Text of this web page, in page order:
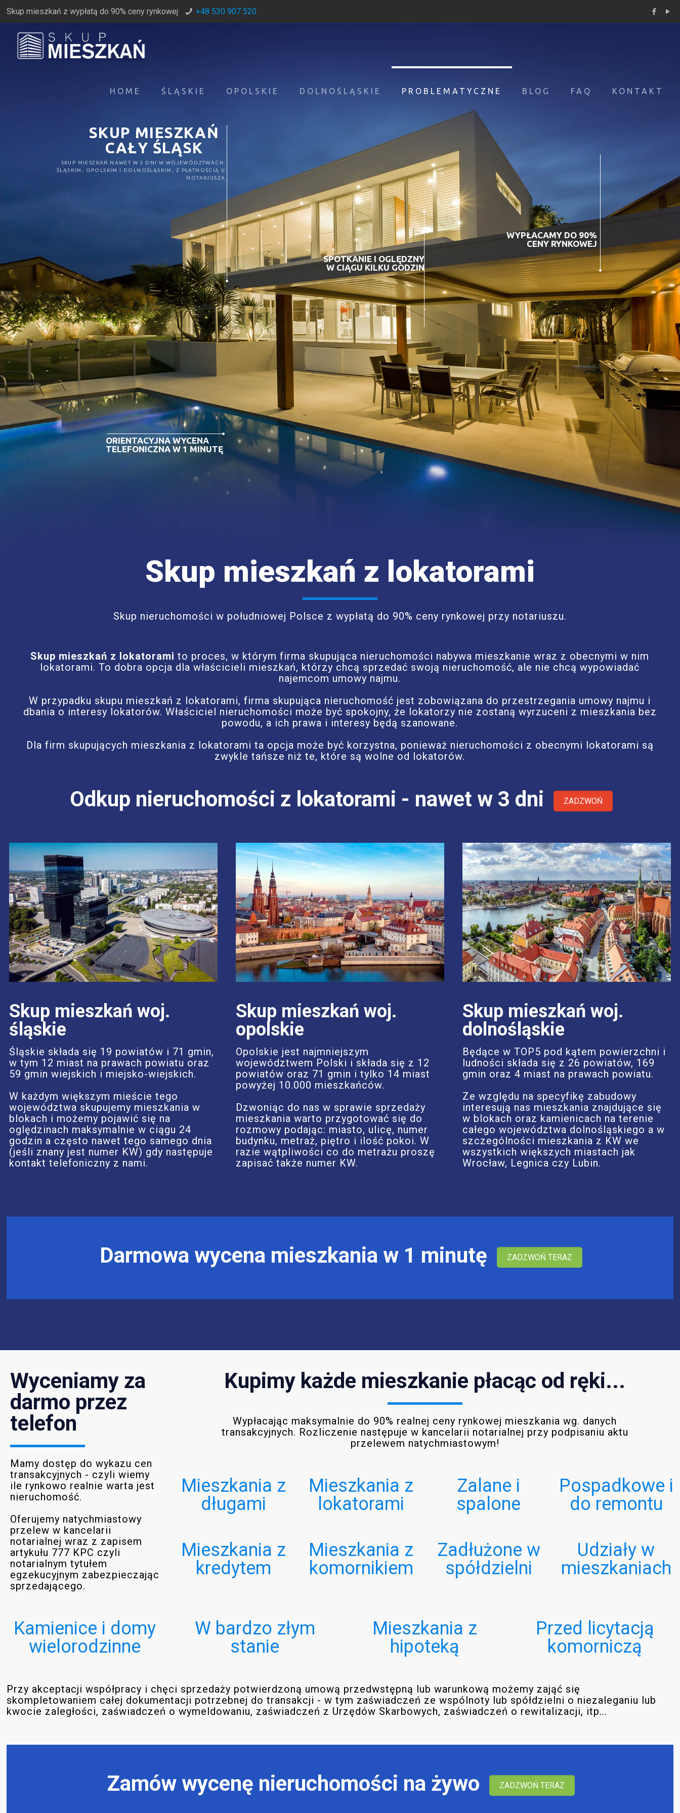
Skup mieszkań z wypłatą do 90% ceny rynkowej +48 530 907 520
HOME ŚLĄSKIE OPOLSKIE DOLNOŚLĄSKIE PROBLEMATYCZNE BLOG FAQ KONTAKT
SKUP MIESZKAŃ
CAŁY ŚLĄSK
SKUP MIESZKAŃ NAWET W 3 DNI W WOJEWÓDZTWACH:
ŚLĄSKIM, OPOLSKIM I DOLNOŚLĄSKIM, Z PŁATNOŚCIĄ U
NOTARIUSZA
ORIENTACYJNA WYCENA
TELEFONICZNA W 1 MINUTĘ
SPOTKANIE I OGLĘDZNY
W CIĄGU KILKU GODZIN
WYPŁACAMY DO 90%
CENY RYNKOWEJ
Skup mieszkań z lokatorami
Skup nieruchomości w południowej Polsce z wypłatą do 90% ceny rynkowej przy notariuszu.
Skup mieszkań z lokatorami to proces, w którym firma skupująca nieruchomości nabywa mieszkanie wraz z obecnymi w nim
lokatorami. To dobra opcja dla właścicieli mieszkań, którzy chcą sprzedać swoją nieruchomość, ale nie chcą wypowiadać
najemcom umowy najmu.
W przypadku skupu mieszkań z lokatorami, firma skupująca nieruchomość jest zobowiązana do przestrzegania umowy najmu i
dbania o interesy lokatorów. Właściciel nieruchomości może być spokojny, że lokatorzy nie zostaną wyrzuceni z mieszkania bez
powodu, a ich prawa i interesy będą szanowane.
Dla firm skupujących mieszkania z lokatorami ta opcja może być korzystna, ponieważ nieruchomości z obecnymi lokatorami są
zwykle tańsze niż te, które są wolne od lokatorów.
Odkup nieruchomości z lokatorami - nawet w 3 dni ZADZWOŃ
Skup mieszkań woj.
śląskie
Śląskie składa się 19 powiatów i 71 gmin,
w tym 12 miast na prawach powiatu oraz
59 gmin wiejskich i miejsko-wiejskich.
W każdym większym mieście tego
województwa skupujemy mieszkania w
blokach i możemy pojawić się na
oględzinach maksymalnie w ciągu 24
godzin a często nawet tego samego dnia
(jeśli znany jest numer KW) gdy następuje
kontakt telefoniczny z nami.
Skup mieszkań woj.
opolskie
Opolskie jest najmniejszym
województwem Polski i składa się z 12
powiatów oraz 71 gmin i tylko 14 miast
powyżej 10.000 mieszkańców.
Dzwoniąc do nas w sprawie sprzedaży
mieszkania warto przygotować się do
rozmowy podając: miasto, ulicę, numer
budynku, metraż, piętro i ilość pokoi. W
razie wątpliwości co do metrażu proszę
zapisać także numer KW.
Skup mieszkań woj.
dolnośląskie
Będące w TOP5 pod kątem powierzchni i
ludności składa się z 26 powiatów, 169
gmin oraz 4 miast na prawach powiatu.
Ze względu na specyfikę zabudowy
interesują nas mieszkania znajdujące się
w blokach oraz kamienicach na terenie
całego województwa dolnośląskiego a w
szczególności mieszkania z KW we
wszystkich większych miastach jak
Wrocław, Legnica czy Lubin.
Darmowa wycena mieszkania w 1 minutę ZADZWOŃ TERAZ
Wyceniamy za
darmo przez
telefon
Mamy dostęp do wykazu cen
transakcyjnych - czyli wiemy
ile rynkowo realnie warta jest
nieruchomość.
Oferujemy natychmiastowy
przelew w kancelarii
notarialnej wraz z zapisem
artykułu 777 KPC czyli
notarialnym tytułem
egzekucyjnym zabezpieczając
sprzedającego.
Kupimy każde mieszkanie płacąc od ręki...
Wypłacając maksymalnie do 90% realnej ceny rynkowej mieszkania wg. danych
transakcyjnych. Rozliczenie następuje w kancelarii notarialnej przy podpisaniu aktu
przelewem natychmiastowym!
Mieszkania z
długami
Mieszkania z
lokatorami
Zalane i
spalone
Pospadkowe i
do remontu
Mieszkania z
kredytem
Mieszkania z
komornikiem
Zadłużone w
spółdzielni
Udziały w
mieszkaniach
Kamienice i domy
wielorodzinne
W bardzo złym
stanie
Mieszkania z
hipoteką
Przed licytacją
komorniczą
Przy akceptacji współpracy i chęci sprzedaży potwierdzoną umową przedwstępną lub warunkową możemy zająć się
skompletowaniem całej dokumentacji potrzebnej do transakcji - w tym zaświadczeń ze wspólnoty lub spółdzielni o niezaleganiu lub
kwocie zaległości, zaświadczeń o wymeldowaniu, zaświadczeń z Urzędów Skarbowych, zaświadczeń o rewitalizacji, itp...
Zamów wycenę nieruchomości na żywo ZADZWOŃ TERAZ